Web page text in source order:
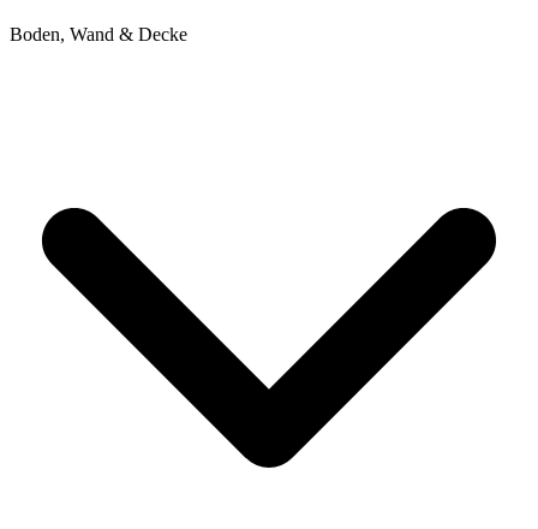
Boden, Wand & Decke